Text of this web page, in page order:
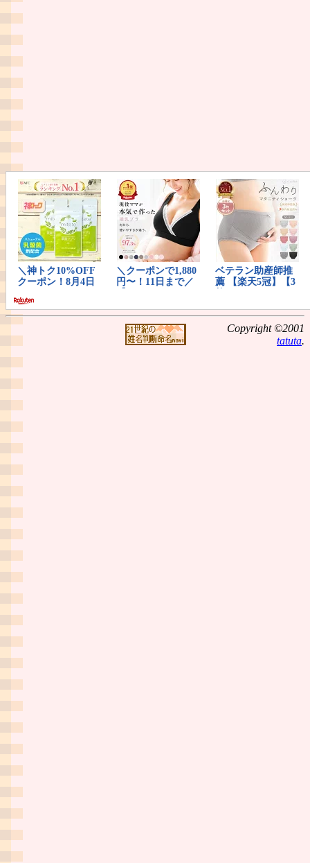
Copyright ©2001
tatuta.